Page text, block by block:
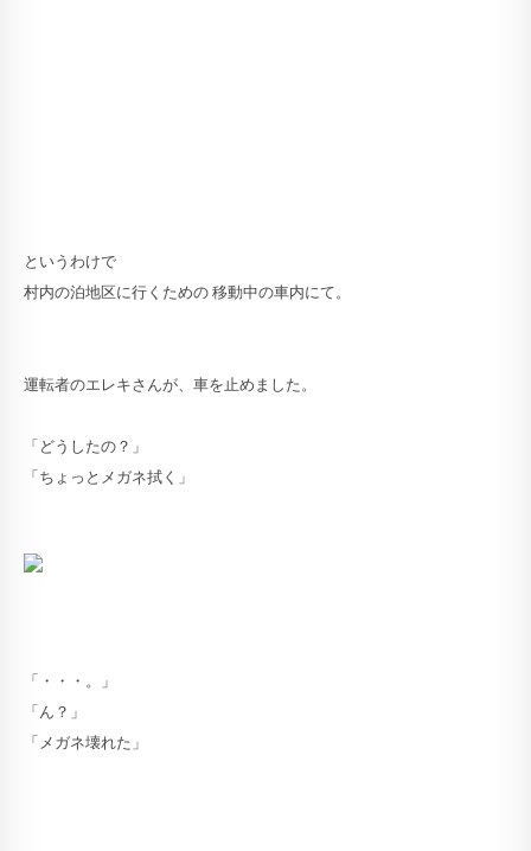
というわけで
村内の泊地区に行くための 移動中の車内にて。
運転者のエレキさんが、車を止めました。
「どうしたの？」
「ちょっとメガネ拭く」
「・・・。」
「ん？」
「メガネ壊れた」